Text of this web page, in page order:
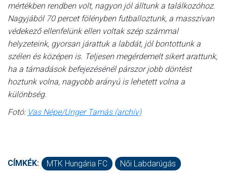
mértékben rendben volt, nagyon jól álltunk a találkozóhoz.
Nagyjából 70 percet fölényben futballoztunk, a masszívan
védekező ellenfelünk ellen voltak szép számmal
helyzeteink, gyorsan járattuk a labdát, jól bontottunk a
szélen és középen is. Teljesen megérdemelt sikert arattunk,
ha a támadások befejezésénél párszor jobb döntést
hoztunk volna, nagyobb arányú is lehetett volna a
különbség.
Fotó: Vas Népe/Unger Tamás (archív)
CÍMKÉK: MTK Hungária FC Női Labdarúgás